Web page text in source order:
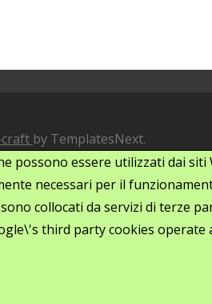
by TemplatesNext.
possono essere utilizzati dai
necessari per il
collocati da servizi di terze
third party cookies operate